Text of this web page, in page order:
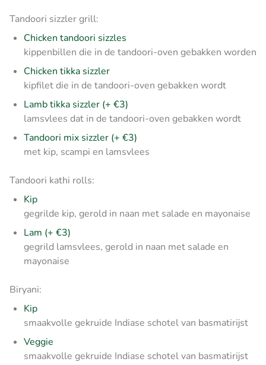
Tandoori sizzler grill:
Chicken tandoori sizzles
kippenbillen die in de tandoori-oven gebakken worden
Chicken tikka sizzler
kipfilet die in de tandoori-oven gebakken wordt
Lamb tikka sizzler (+ €3)
lamsvlees dat in de tandoori-oven gebakken wordt
Tandoori mix sizzler (+ €3)
met kip, scampi en lamsvlees
Tandoori kathi rolls:
Kip
gegrilde kip, gerold in naan met salade en mayonaise
Lam (+ €3)
gegrild lamsvlees, gerold in naan met salade en
mayonaise
Biryani:
Kip
smaakvolle gekruide Indiase schotel van basmatirijst
Veggie
smaakvolle gekruide Indiase schotel van basmatirijst